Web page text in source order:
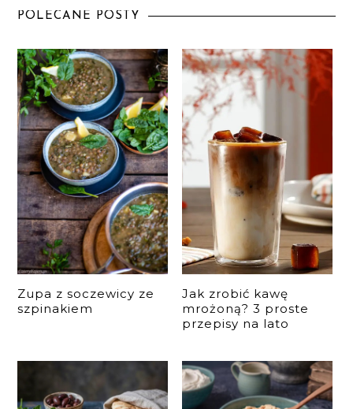
POLECANE POSTY
Zupa z soczewicy ze
szpinakiem
Jak zrobić kawę
mrożoną? 3 proste
przepisy na lato